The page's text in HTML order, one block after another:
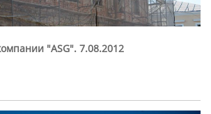
"ASG". 7.08.2012